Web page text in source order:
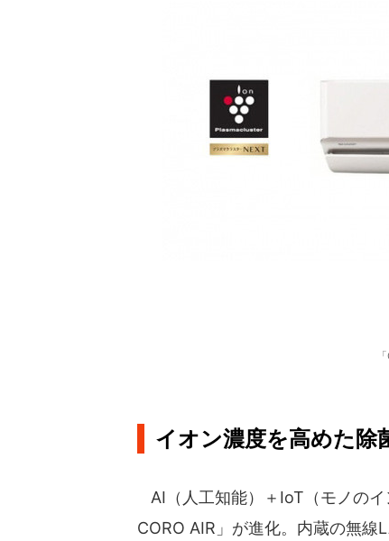
イオン濃度を高めた除
AI（人工知能）＋IoT（モノの
CORO AIR」が進化。内蔵の無線